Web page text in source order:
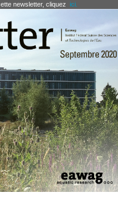
newsletter, cliquez ici.